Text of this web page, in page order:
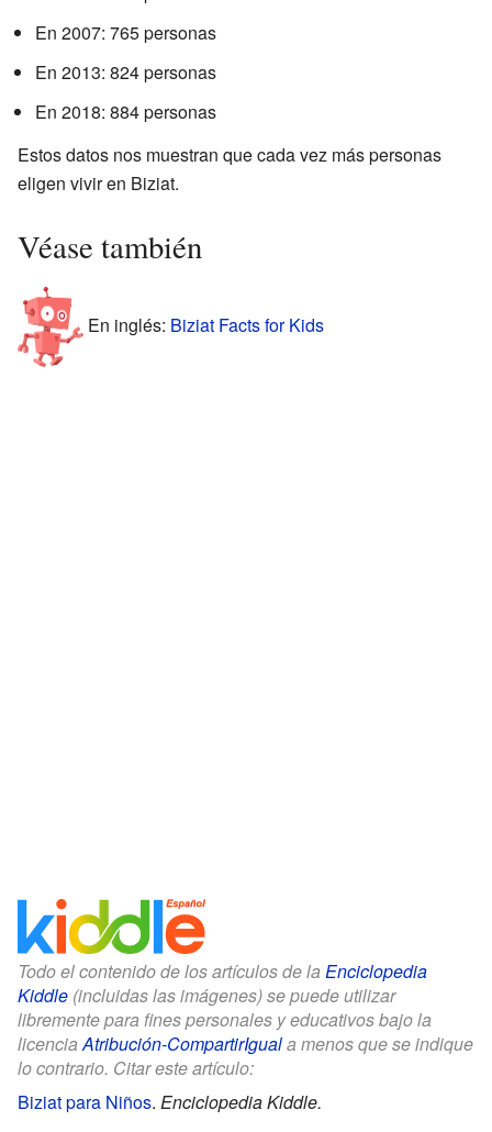
En 2007: 765 personas
En 2013: 824 personas
En 2018: 884 personas
Estos datos nos muestran que cada vez más personas
eligen vivir en Biziat.
Véase también
En inglés: Biziat Facts for Kids
Todo el contenido de los artículos de la Enciclopedia
Kiddle (incluidas las imágenes) se puede utilizar
libremente para fines personales y educativos bajo la
licenciaAtribución-CompartirIguala menos que se indique
lo contrario. Citar este artículo:
Biziat para Niños. Enciclopedia Kiddle.